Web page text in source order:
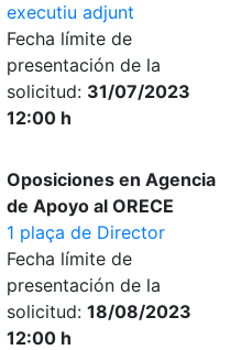
executiu adjunt
Fecha límite de
presentación de la
solicitud: 31/07/2023
12:00 h
Oposiciones en Agencia
de Apoyo al ORECE
1 plaça de Director
Fecha límite de
presentación de la
solicitud: 18/08/2023
12:00 h